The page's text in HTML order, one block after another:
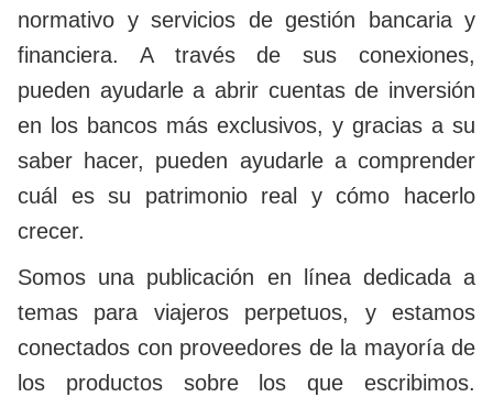
normativo y servicios de gestión bancaria y
financiera. A través de sus conexiones,
pueden ayudarle a abrir cuentas de inversión
en los bancos más exclusivos, y gracias a su
saber hacer, pueden ayudarle a comprender
cuál es su patrimonio real y cómo hacerlo
crecer.
Somos una publicación en línea dedicada a
temas para viajeros perpetuos, y estamos
conectados con proveedores de la mayoría de
los productos sobre los que escribimos.